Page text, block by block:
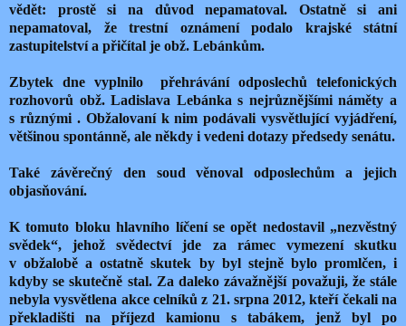
vědět: prostě si na důvod nepamatoval. Ostatně si ani
nepamatoval, že trestní oznámení podalo krajské státní
zastupitelství a přičítal je obž. Lebánkům.
Zbytek dne vyplnilo
přehrávání odposlechů telefonických
rozhovorů obž. Ladislava Lebánka s nejrůznějšími náměty a
s různými . Obžalovaní k nim podávali vysvětlující vyjádření,
většinou spontánně, ale někdy i vedeni dotazy předsedy senátu.
Také závěrečný den soud věnoval odposlechům a jejich
objasňování.
K tomuto bloku hlavního líčení se opět nedostavil „nezvěstný
svědek“, jehož svědectví jde za rámec vymezení skutku
v obžalobě a ostatně skutek by byl stejně bylo promlčen, i
kdyby se skutečně stal. Za daleko závažnější považuji, že stále
nebyla vysvětlena akce celníků z 21. srpna 2012, kteří čekali na
překladišti na příjezd kamionu s tabákem, jenž byl po